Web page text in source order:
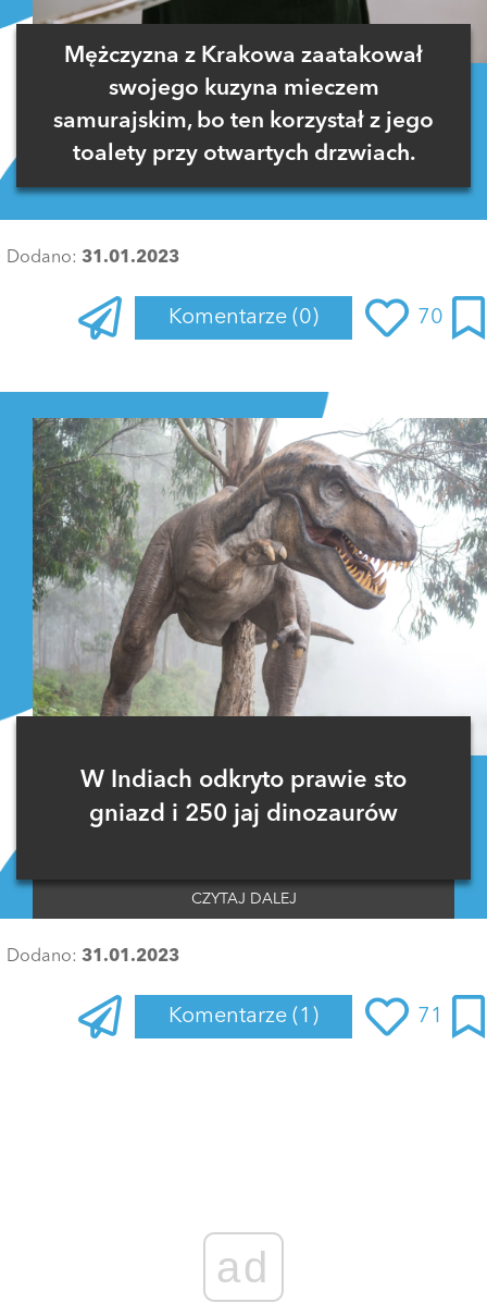
Mężczyzna z Krakowa zaatakował
swojego kuzyna mieczem
samurajskim, bo ten korzystał z jego
toalety przy otwartych drzwiach.
Dodano: 31.01.2023
Komentarze (0) 70
W Indiach odkryto prawie sto
gniazd i 250 jaj dinozaurów
CZYTAJ DALEJ
Dodano: 31.01.2023
Komentarze (1) 71
ad